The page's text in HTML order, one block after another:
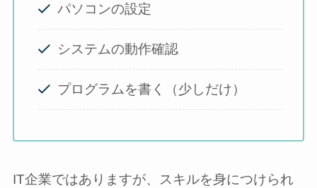
パソコンの設定
システムの動作確認
プログラムを書く（少しだけ）
IT企業ではありますが、スキルを身につけられ